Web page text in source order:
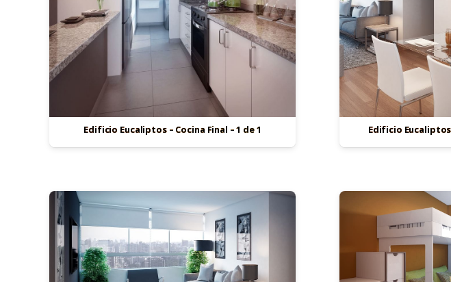
Edificio Eucaliptos – Cocina Final – 1 de 1 Edificio Eucaliptos